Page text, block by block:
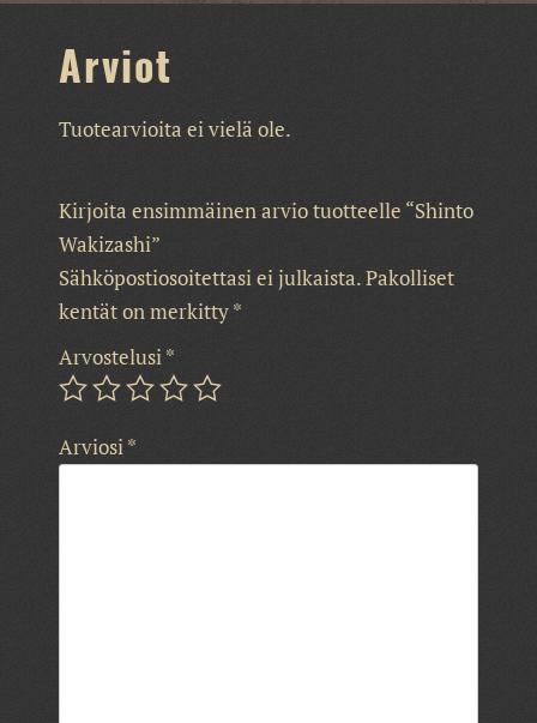
Arviot
Tuotearvioita ei vielä ole.
Kirjoita ensimmäinen arvio tuotteelle “Shinto
Wakizashi”
Sähköpostiosoitettasi ei julkaista.Pakolliset
kentät on merkitty*
Arvostelusi *
Arviosi *